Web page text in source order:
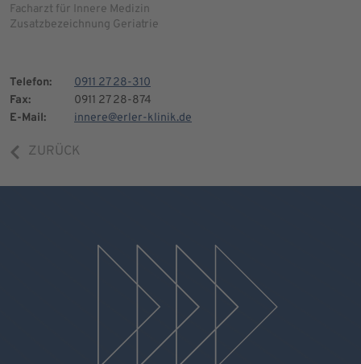
Facharzt für Innere Medizin
Zusatzbezeichnung Geriatrie
Telefon:
0911 27 28-310
Fax:
0911 27 28-874
E-Mail:
innere@erler-klinik.de
ZURÜCK